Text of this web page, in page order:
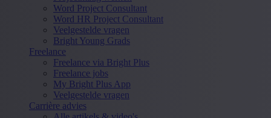
Word Project Consultant
Word HR Project Consultant
Veelgestelde vragen
Bright Young Grads
Freelance
Freelance via Bright Plus
Freelance jobs
My Bright Plus App
Veelgestelde vragen
Carrière advies